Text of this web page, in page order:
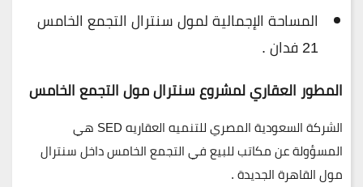
المساحة الإجمالية لمول سنترال التجمع الخامس
21 فدان .
المطور العقاري لمشروع سنترال مول التجمع الخامس
الشركة السعودية المصري للتنميه العقاريهSED هي
المسؤولة عن مكاتب للبيع في التجمع الخامس داخل سنترال
مول القاهرة الجديدة .